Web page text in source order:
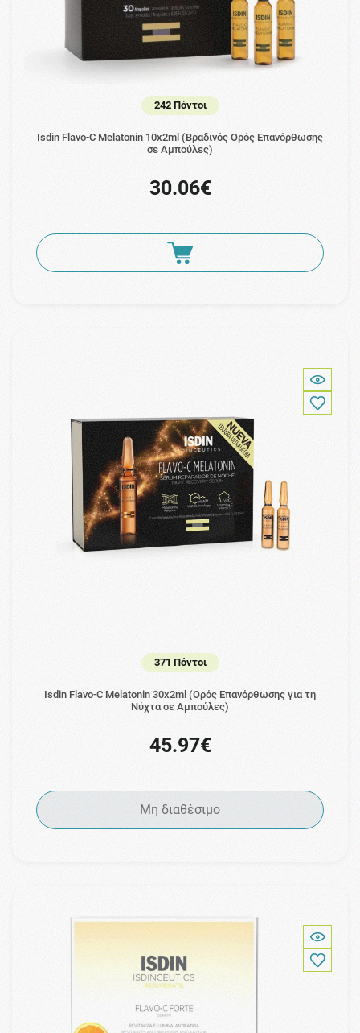
242 Πόντοι
Isdin Flavo-C Melatonin 10x2ml (Βραδινός Ορός Επανόρθωσης
σε Αμπούλες)
30.06€
371 Πόντοι
Isdin Flavo-C Melatonin 30x2ml (Ορός Επανόρθωσης για τη
Νύχτα σε Αμπούλες)
45.97€
Μη διαθέσιμο